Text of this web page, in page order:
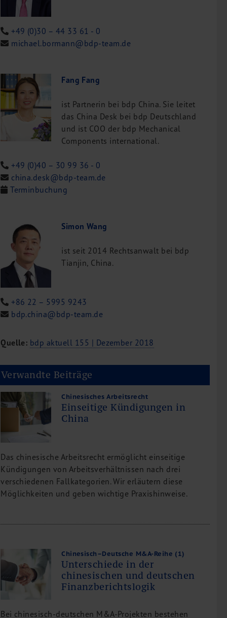
+49 (0)30 – 44 33 61 - 0
michael.bormann@bdp-team.de
Fang Fang
ist Partnerin bei bdp China. Sie leitet
das China Desk bei bdp Deutschland
und ist COO der bdp Mechanical
Components international.
+49 (0)40 – 30 99 36 - 0
china.desk@bdp-team.de
Terminbuchung
Simon Wang
ist seit 2014 Rechtsanwalt bei bdp
Tianjin, China.
+86 22 – 5995 9243
bdp.china@bdp-team.de
Quelle: bdp aktuell 155 | Dezember 2018
Verwandte Beiträge
Chinesisches Arbeitsrecht
Einseitige Kündigungen in
China
Das chinesische Arbeitsrecht ermöglicht einseitige
Kündigungen von Arbeitsverhältnissen nach drei
verschiedenen Fallkategorien. Wir erläutern diese
Möglichkeiten und geben wichtige Praxishinweise.
Chinesisch–Deutsche M&A-Reihe (1)
Unterschiede in der
chinesischen und deutschen
Finanzberichtslogik
Bei chinesisch-deutschen M&A-Projekten bestehen